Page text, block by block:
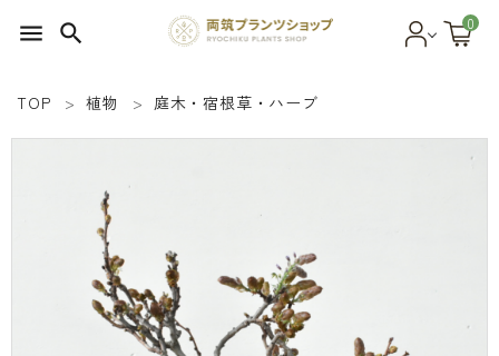
menu search 0
SEED 植物のタネ
PLANT 植物
MATERIAL 資材
TOP 植物 庭木・宿根草・ハーブ